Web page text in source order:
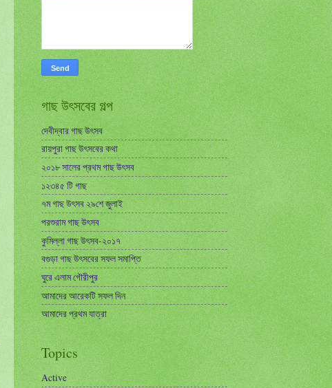
গাছ উৎসবের গল্প
দেবীদ্বার গাছ উৎসব
রায়পুরা গাছ উৎসবের কথা
২০১৮ সালের প্রথম গাছ উৎসব
১২৩৪৫ টি গাছ
৭ম গাছ উৎসব ২৯শে জুলাই
পরশুরাম গাছ উৎসব
কুমিল্লা গাছ উৎসব-২০১৭
বগুড়া গাছ উৎসবের সফল সমাপ্তি
ঘুরে এলাম গৌরীপুর
আমাদের আরেকটি সফল দিন
আমাদের প্রথম যাত্রা
Topics
Active